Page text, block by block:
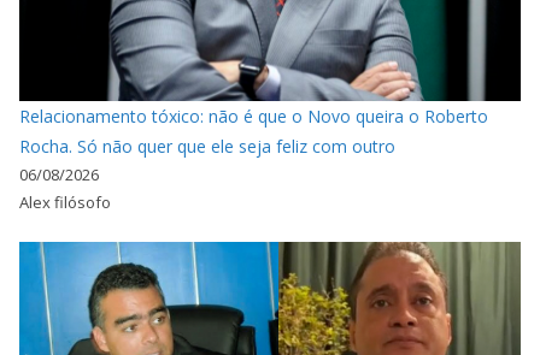
Relacionamento tóxico: não é que o Novo queira o Roberto
Rocha. Só não quer que ele seja feliz com outro
06/08/2026
Alex filósofo